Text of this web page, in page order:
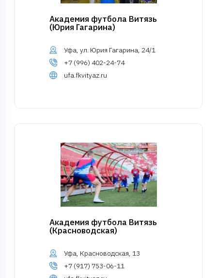
Академия футбола Витязь
(Юрия Гагарина)
Уфа, ул. Юрия Гагарина, 24/1
+7 (996) 402-24-74
ufa.fkvityaz.ru
Академия футбола Витязь
(Красноводская)
Уфа, Красноводская, 13
+7 (917) 753-06-11